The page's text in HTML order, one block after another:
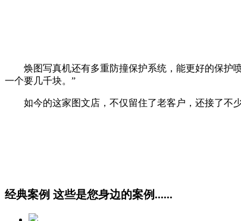
焕图写真机还有多重防撞保护系统，能更好的保护
一个要几千块。”
如今的这家图文店，不仅留住了老客户，还接了不
经典案例 这些是您身边的案例......